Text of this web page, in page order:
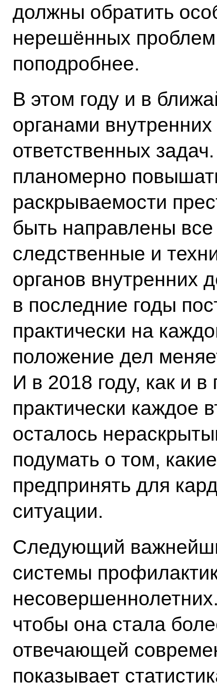
должны обратить
нерешённых
поподробнее.
В этом году и в
органами
ответственных
планомерно
раскрываемости
быть направлены
следственные и
органов внутренних
в последние годы
практически на
положение дел
И в 2018 году, как и
практически каждое
осталось
подумать о том,
предпринять для
ситуации.
Следующий
системы
чтобы она стала
отвечающей
показывает